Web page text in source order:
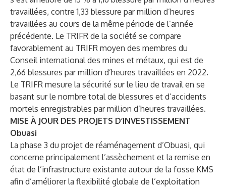
travaillées, contre 1,33 blessure par million d’heures
travaillées au cours de la même période de l’année
précédente. Le TRIFR de la société se compare
favorablement au TRIFR moyen des membres du
Conseil international des mines et métaux, qui est de
2,66 blessures par million d’heures travaillées en 2022.
Le TRIFR mesure la sécurité sur le lieu de travail en se
basant sur le nombre total de blessures et d’accidents
mortels enregistrables par million d’heures travaillées.
MISE À JOUR DES PROJETS D’INVESTISSEMENT
Obuasi
La phase 3 du projet de réaménagement d’Obuasi, qui
concerne principalement l’assèchement et la remise en
état de l’infrastructure existante autour de la fosse KMS
afin d’améliorer la flexibilité globale de l’exploitation